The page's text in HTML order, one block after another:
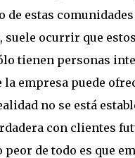
de estas
suele ocurrir que
tienen personas
la empresa puede
no se está
con clientes
peor de todo es que